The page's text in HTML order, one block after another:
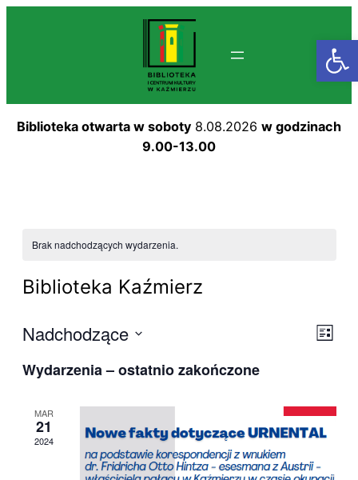
Biblioteka otwarta w soboty 8.08.2026 w godzinach
9.00-13.00
Brak nadchodzących wydarzenia.
Biblioteka Kaźmierz
Lista
Nadchodzące
datę.
Wydarzenia – ostatnio zakończone
MAR
21
2024